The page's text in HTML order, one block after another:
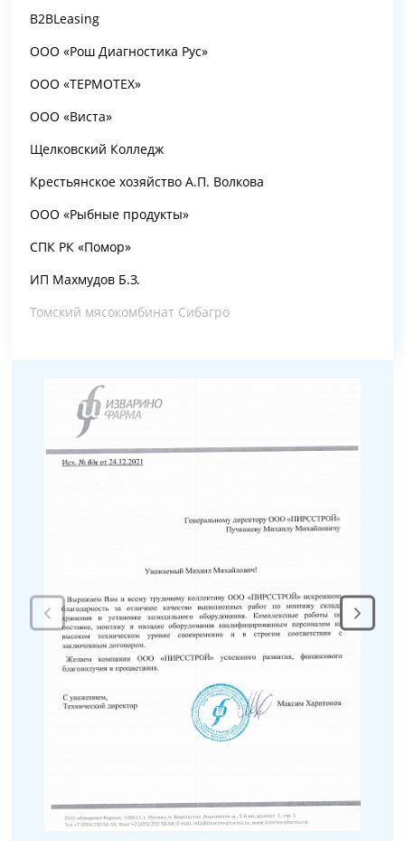
B2BLeasing
ООО «Рош Диагностика Рус»
ООО «ТЕРМОТЕХ»
ООО «Виста»
Щелковский Колледж
Крестьянское хозяйство А.П. Волкова
ООО «Рыбные продукты»
СПК РК «Помор»
ИП Махмудов Б.З.
Томский мясокомбинат Сибагро